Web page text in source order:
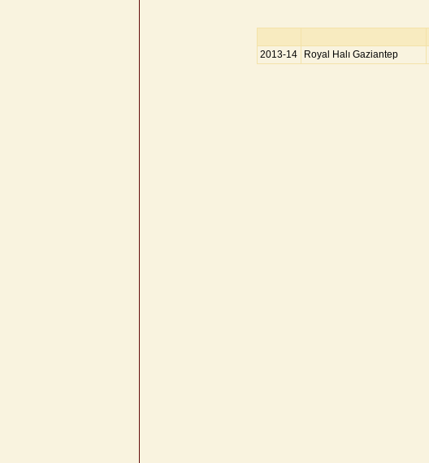
2013-14 Royal Halı Gaziantep